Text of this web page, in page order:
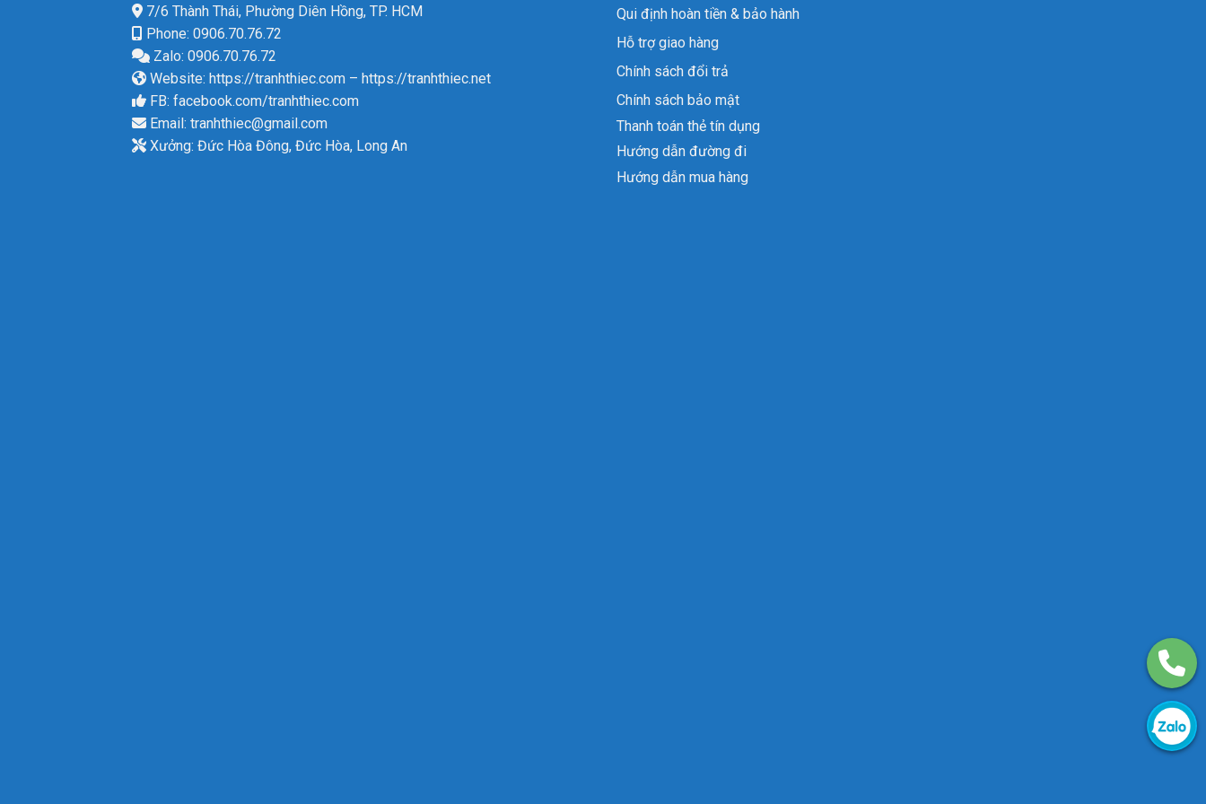
7/6 Thành Thái, Phường Diên Hồng, TP. HCM
Phone: 0906.70.76.72
Zalo: 0906.70.76.72
Website: https://tranhthiec.com – https://tranhthiec.net
FB: facebook.com/tranhthiec.com
Email: tranhthiec@gmail.com
Xưởng: Đức Hòa Đông, Đức Hòa, Long An
Qui định hoàn tiền & bảo hành
Hỗ trợ giao hàng
Chính sách đổi trả
Chính sách bảo mật
Thanh toán thẻ tín dụng
Hướng dẫn đường đi
Hướng dẫn mua hàng